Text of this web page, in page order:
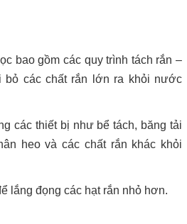
bao gồm các quy trình tách rắn –
bỏ các chất rắn lớn ra khỏi nước
các thiết bị như bể tách, băng tải
heo và các chất rắn khác khỏi
lắng đọng các hạt rắn nhỏ hơn.